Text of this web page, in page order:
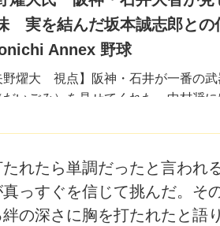
実を結んだ坂本誠志郎との
Annex 野球
野燿大 視点】阪神・石井が一番の
だいごみ）を見せてくれた。中村奨
れたら単調だったと言われ
っすぐを信じて挑んだ。そ
の深さに胸を打たれたと語